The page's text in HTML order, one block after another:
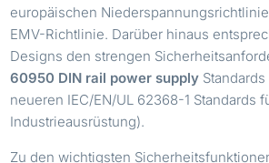
europäischen
EMV-Richtlinie. Darüber hinaus
Designs den strengen
60950 DIN rail power supply
neueren IEC/EN/UL 62368-1 Standards
Industrieausrüstung).
Zu den wichtigsten